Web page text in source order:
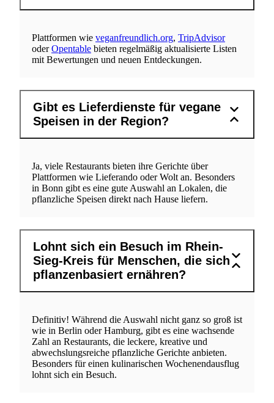
Plattformen wie veganfreundlich.org, TripAdvisor
oderOpentable bieten regelmäßig aktualisierte Listen
mit Bewertungen und neuen Entdeckungen.
Gibt es Lieferdienste für vegane
Speisen in der Region?
Ja, viele Restaurants bieten ihre Gerichte über
Plattformen wie Lieferando oder Wolt an. Besonders
in Bonn gibt es eine gute Auswahl an Lokalen, die
pflanzliche Speisen direkt nach Hause liefern.
Lohnt sich ein Besuch im Rhein-
Sieg-Kreis für Menschen, die sich
pflanzenbasiert ernähren?
Definitiv! Während die Auswahl nicht ganz so groß ist
wie in Berlin oder Hamburg, gibt es eine wachsende
Zahl an Restaurants, die leckere, kreative und
abwechslungsreiche pflanzliche Gerichte anbieten.
Besonders für einen kulinarischen Wochenendausflug
lohnt sich ein Besuch.